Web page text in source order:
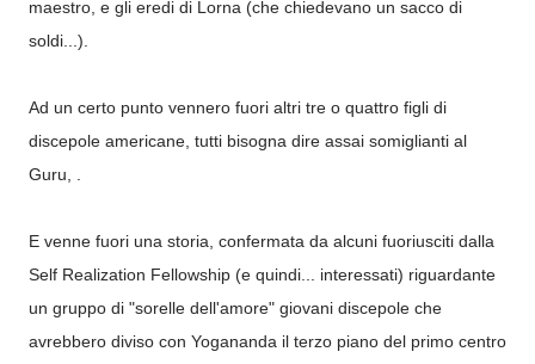
maestro, e gli eredi di Lorna (che chiedevano un sacco di
soldi...).
Ad un certo punto vennero fuori altri tre o quattro figli di
discepole americane, tutti bisogna dire assai somiglianti al
Guru, .
E venne fuori una storia, confermata da alcuni fuoriusciti dalla
Self Realization Fellowship (e quindi... interessati) riguardante
un gruppo di "sorelle dell'amore" giovani discepole che
avrebbero diviso con Yogananda il terzo piano del primo centro